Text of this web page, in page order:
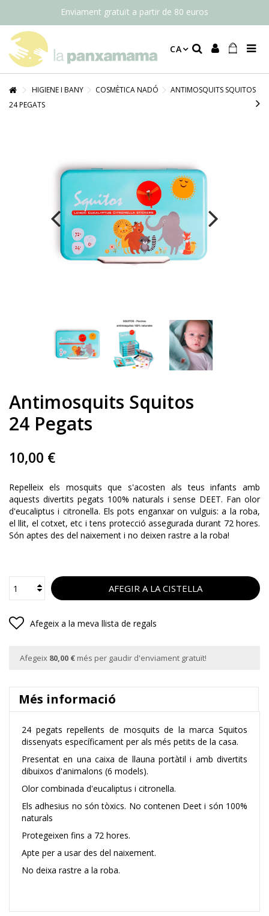
Enviament gratuït a partir de 80 euros
CA
HIGIENE I BANY COSMÈTICA NADÓ
ANTIMOSQUITS SQUITOS
24 PEGATS
Antimosquits Squitos
24 Pegats
10,00 €
Repel·leix els mosquits que s'acosten als teus infants amb
aquests divertits pegats 100% naturals i sense DEET. Fan olor
d'eucaliptus i citronella. Els pots enganxar on vulguis: a la roba,
el llit, el cotxet, etc i tens protecció assegurada durant 72 hores.
Són aptes des del naixement i no deixen rastre a la roba!
AFEGIR A LA CISTELLA
Afegeix a la meva llista de regals
Afegeix 80,00 € més per gaudir d'enviament gratuït!
Més informació
24 pegats repel·lents de mosquits de la marca Squitos
dissenyats específicament per als més petits de la casa.
Presentat en una caixa de llauna portàtil i amb divertits
dibuixos d'animalons (6 models).
Olor combinada d'eucaliptus i citronella.
Els adhesius no són tòxics. No contenen Deet i són 100%
naturals
Protegeixen fins a 72 hores.
Apte per a usar des del naixement.
No deixa rastre a la roba.